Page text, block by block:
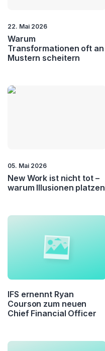
22. Mai 2026
Warum
Transformationen oft an
Mustern scheitern
05. Mai 2026
New Work ist nicht tot –
warum Illusionen platzen
IFS ernennt Ryan
Courson zum neuen
Chief Financial Officer